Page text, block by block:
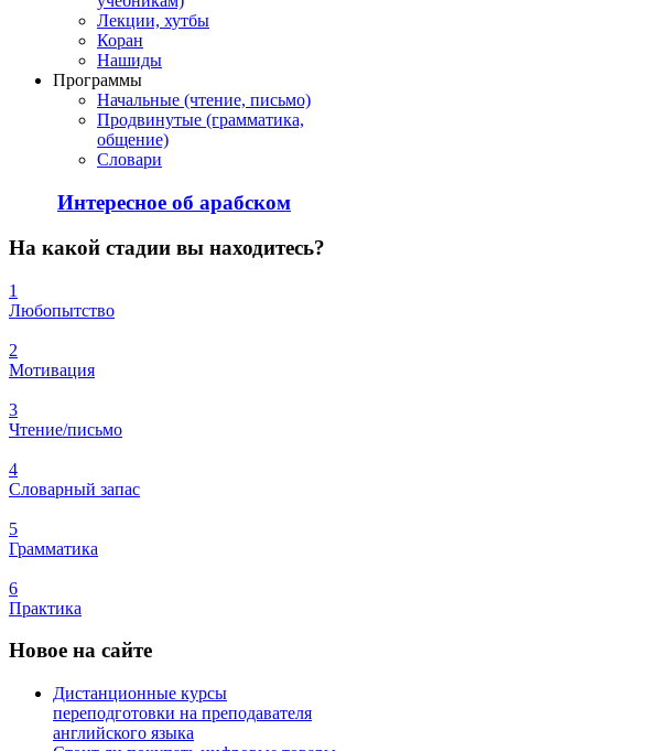
Лекции, хутбы
Коран
Нашиды
Программы
Начальные (чтение, письмо)
Продвинутые (грамматика,
общение)
Словари
Интересное об арабском
На какой стадии вы находитесь?
1
Любопытство
2
Мотивация
3
Чтение/письмо
4
Словарный запас
5
Грамматика
6
Практика
Новое на сайте
Дистанционные курсы
переподготовки на преподавателя
английского языка